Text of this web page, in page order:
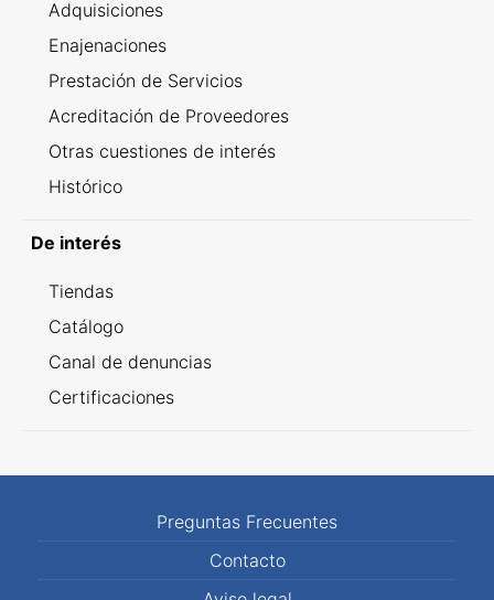
Adquisiciones
Enajenaciones
Prestación de Servicios
Acreditación de Proveedores
Otras cuestiones de interés
Histórico
De interés
Tiendas
Catálogo
Canal de denuncias
Certificaciones
Preguntas Frecuentes
Contacto